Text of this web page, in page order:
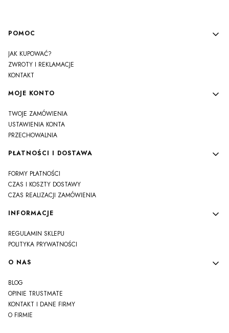
Linki w stopce
POMOC
JAK KUPOWAĆ?
ZWROTY I REKLAMACJE
KONTAKT
MOJE KONTO
TWOJE ZAMÓWIENIA
USTAWIENIA KONTA
PRZECHOWALNIA
PŁATNOŚCI I DOSTAWA
FORMY PŁATNOŚCI
CZAS I KOSZTY DOSTAWY
CZAS REALIZACJI ZAMÓWIENIA
INFORMACJE
REGULAMIN SKLEPU
POLITYKA PRYWATNOŚCI
O NAS
BLOG
OPINIE TRUSTMATE
KONTAKT I DANE FIRMY
O FIRMIE